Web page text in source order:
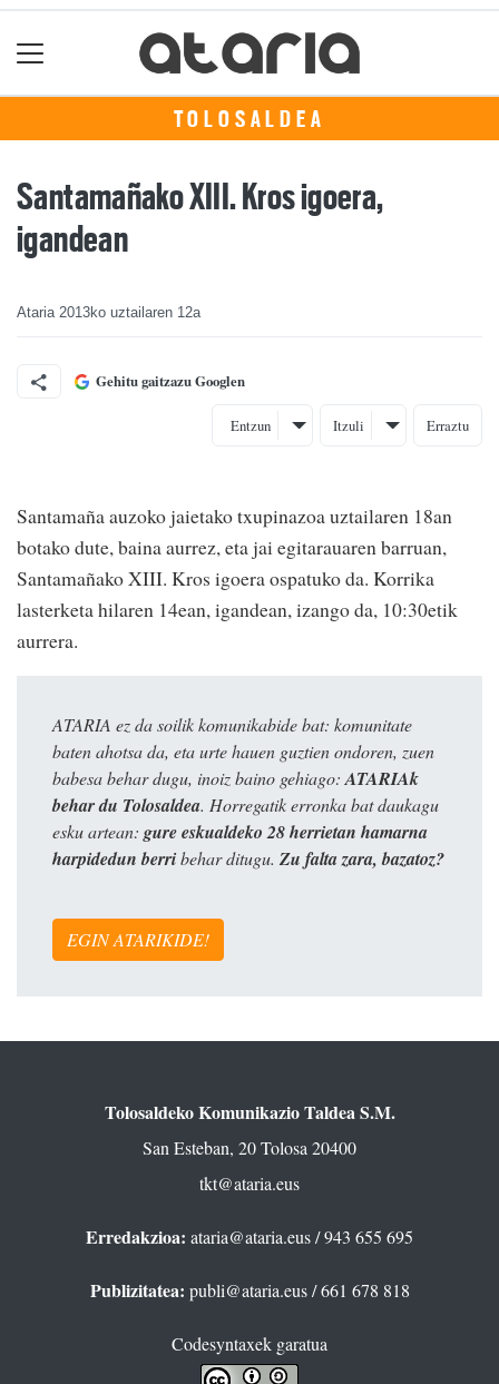
TOLOSALDEA
Santamañako XIII. Kros igoera,
igandean
Ataria 2013ko uztailaren 12a
Gehitu gaitzazu Googlen
Entzun Itzuli Erraztu
Santamaña auzoko jaietako txupinazoa uztailaren 18an
botako dute, baina aurrez, eta jai egitarauaren barruan,
Santamañako XIII. Kros igoera ospatuko da. Korrika
lasterketa hilaren 14ean, igandean, izango da, 10:30etik
aurrera.
ATARIA ez da soilik komunikabide bat: komunitate
baten ahotsa da, eta urte hauen guztien ondoren, zuen
babesa behar dugu, inoiz baino gehiago: ATARIAk
behar du Tolosaldea. Horregatik erronka bat daukagu
esku artean: gure eskualdeko 28 herrietan hamarna
harpidedun berribehar ditugu. Zu falta zara, bazatoz?
EGIN ATARIKIDE!
Tolosaldeko Komunikazio Taldea S.M.
San Esteban, 20 Tolosa 20400
tkt@ataria.eus
Erredakzioa: ataria@ataria.eus/ 943 655 695
Publizitatea: publi@ataria.eus/ 661 678 818
Codesyntaxek garatua